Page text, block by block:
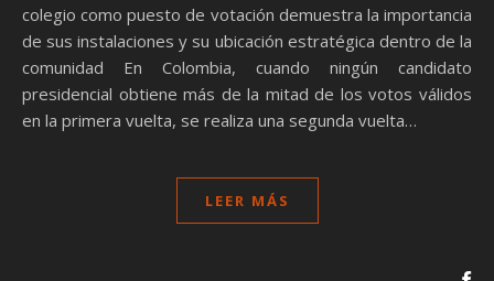
colegio como puesto de votación demuestra la importancia
de sus instalaciones y su ubicación estratégica dentro de la
comunidad En Colombia, cuando ningún candidato
presidencial obtiene más de la mitad de los votos válidos
en la primera vuelta, se realiza una segunda vuelta…
LEER MÁS